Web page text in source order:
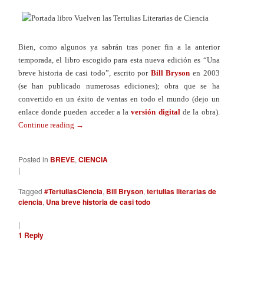
Bien, como algunos ya sabrán tras poner fin a la anterior
temporada, el libro escogido para esta nueva edición es “Una
breve historia de casi todo”, escrito por Bill Bryson en 2003
(se han publicado numerosas ediciones); obra que se ha
convertido en un éxito de ventas en todo el mundo (dejo un
enlace donde pueden acceder a laversión digital de la obra).
Continue reading →
Posted in BREVE, CIENCIA
|
Tagged #TertuliasCiencia, Bill Bryson, tertulias literarias de
ciencia, Una breve historia de casi todo
|
1 Reply